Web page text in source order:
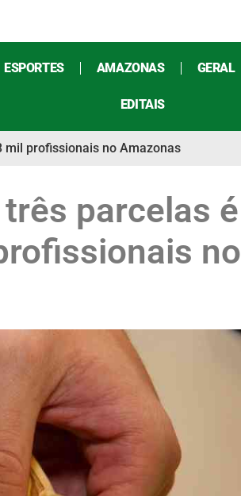
ESPORTES AMAZONAS GERAL
EDITAIS
mil profissionais no Amazonas
parcelas é
no